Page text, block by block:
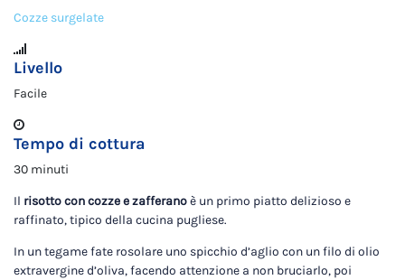
Cozze surgelate
Livello
Facile
Tempo di cottura
30 minuti
Il risotto con cozze e zafferanoè un primo piatto delizioso e
raffinato, tipico della cucina pugliese.
In un tegame fate rosolare uno spicchio d’aglio con un filo di olio
extravergine d’oliva, facendo attenzione a non bruciarlo, poi